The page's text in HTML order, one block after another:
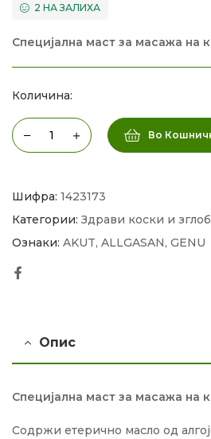
2 НА ЗАЛИХА
Специјална маст за масажа на
Количина:
Во
Шифра: 1423173
Категории: Здрави коски и
Ознаки: AKUT, ALLGASAN, GENU
Опис
Специјална маст за масажа на
Содржи етерично масло од